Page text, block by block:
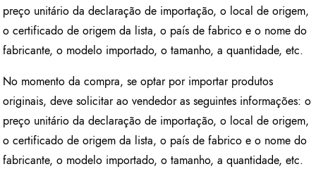
preço unitário da declaração de importação, o local de origem,
o certificado de origem da lista, o país de fabrico e o nome do
fabricante, o modelo importado, o tamanho, a quantidade, etc.
No momento da compra, se optar por importar produtos
originais, deve solicitar ao vendedor as seguintes informações: o
preço unitário da declaração de importação, o local de origem,
o certificado de origem da lista, o país de fabrico e o nome do
fabricante, o modelo importado, o tamanho, a quantidade, etc.